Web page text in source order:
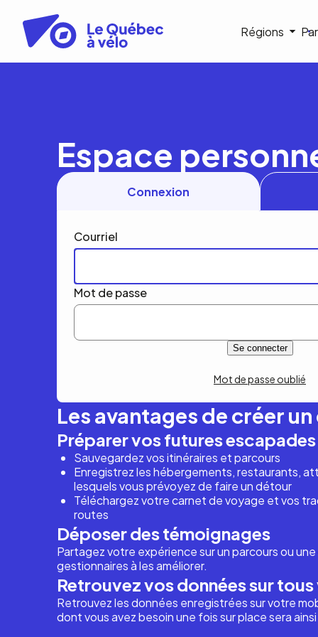
contenu
principal
Régions
Espace
Connexion
Courriel
Mot de passe
Mot de passe oublié
Les avantages de créer
Préparer vos futures escapades
Sauvegardez vos itinéraires et parcours
Enregistrez les hébergements, restaurants,
lesquels vous prévoyez de faire un détour
Téléchargez votre carnet de voyage et vos
routes
Déposer des témoignages
Partagez votre expérience sur un parcours ou
gestionnaires à les améliorer.
Retrouvez vos données sur
Retrouvez les données enregistrées sur votre
dont vous avez besoin une fois sur place sera